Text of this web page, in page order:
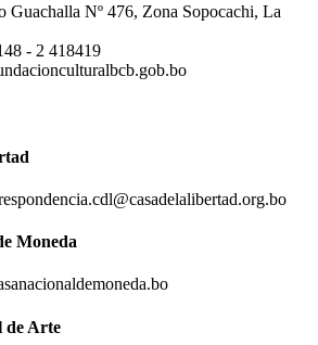
Guachalla Nº 476, Zona Sopocachi, La
- 2 418419
Moneda
de Arte